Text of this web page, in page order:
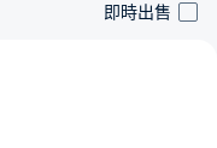
即時出售